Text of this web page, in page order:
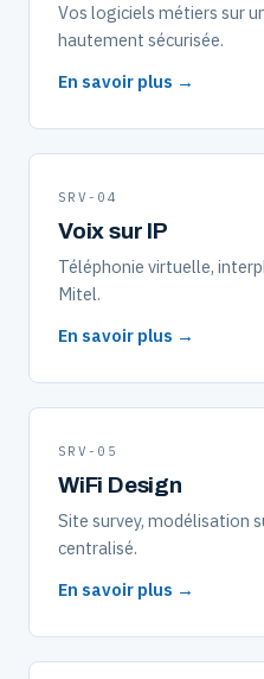
Vos logiciels métiers sur
hautement sécurisée.
En savoir plus →
SRV-04
Voix sur IP
Téléphonie virtuelle,
Mitel.
En savoir plus →
SRV-05
WiFi Design
Site survey, modélisation
centralisé.
En savoir plus →